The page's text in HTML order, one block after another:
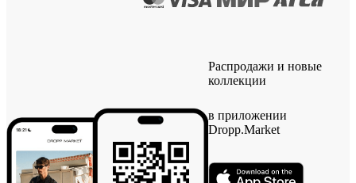
Распродажи и новые
коллекции
в приложении
Dropp.Market